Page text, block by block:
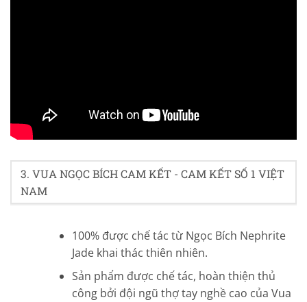
4.5/5 - (43 bình chọn)
3. VUA NGỌC BÍCH CAM KẾT - CAM KẾT SỐ 1 VIỆT
NAM
100% được chế tác từ Ngọc Bích Nephrite
Jade khai thác thiên nhiên.
Sản phẩm được chế tác, hoàn thiện thủ
công bởi đội ngũ thợ tay nghề cao của Vua